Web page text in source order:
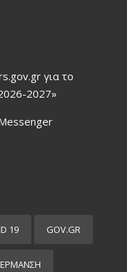
για το
2027»
Μessenger
19 GOV.GR